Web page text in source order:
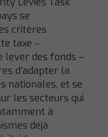
se
critères
taxe –
lever des fonds –
d’adapter la
nationales, et se
les secteurs qui
à
déjà